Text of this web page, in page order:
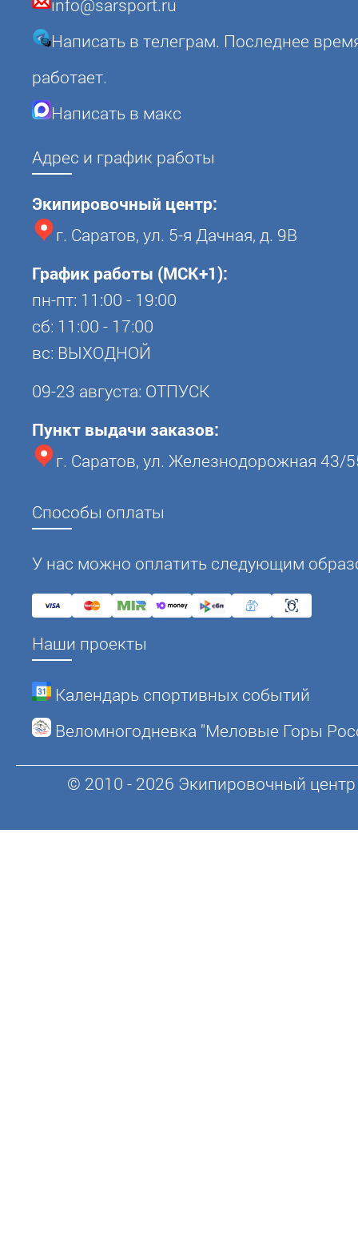
info@sarsport.ru
Написать в телеграм. Последнее
работает.
Написать в макс
Адрес и график работы
Экипировочный центр:
г. Саратов, ул. 5-я Дачная, д. 9В
График работы (МСК+1):
пн-пт: 11:00 - 19:00
сб: 11:00 - 17:00
вс: ВЫХОДНОЙ
09-23 августа: ОТПУСК
Пункт выдачи заказов:
г. Саратов, ул. Железнодорожная 43/
Способы оплаты
У нас можно оплатить следующим
Наши проекты
Календарь спортивных событий
Веломногодневка "Меловые Горы
© 2010 - 2026 Экипировочный